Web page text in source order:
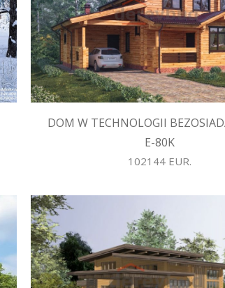
DOM W TECHNOLOGII
E-80K
102144 EUR.